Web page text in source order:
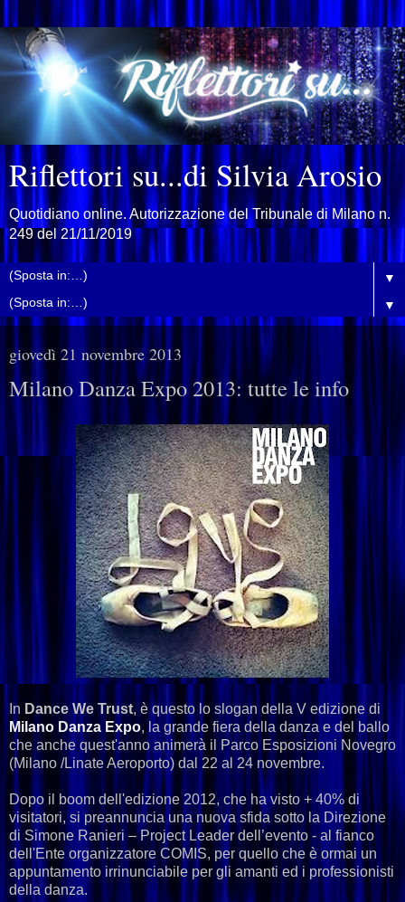
Riflettori su...di Silvia Arosio
Quotidiano online. Autorizzazione del Tribunale di Milano n.
249 del 21/11/2019
▼
▼
giovedì 21 novembre 2013
Milano Danza Expo 2013: tutte le info
In Dance We Trust, è questo lo slogan della V edizione di
Milano Danza Expo, la grande fiera della danza e del ballo
che anche quest'anno animerà il Parco Esposizioni Novegro
(Milano /Linate Aeroporto) dal 22 al 24 novembre.
Dopo il boom dell'edizione 2012, che ha visto + 40% di
visitatori, si preannuncia una nuova sfida sotto la Direzione
di Simone Ranieri – Project Leader dell’evento - al fianco
dell'Ente organizzatore COMIS, per quello che è ormai un
appuntamento irrinunciabile per gli amanti ed i professionisti
della danza.